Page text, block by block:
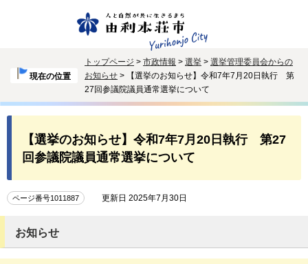
現在の位置
トップページ > 市政情報 > 選挙 > 選挙管理委員会からの
お知らせ > 【選挙のお知らせ】令和7年7月20日執行 第
27回参議院議員通常選挙について
【選挙のお知らせ】令和7年7月20日執行 第27
回参議院議員通常選挙について
ページ番号1011887 更新日 2025年7月30日
お知らせ